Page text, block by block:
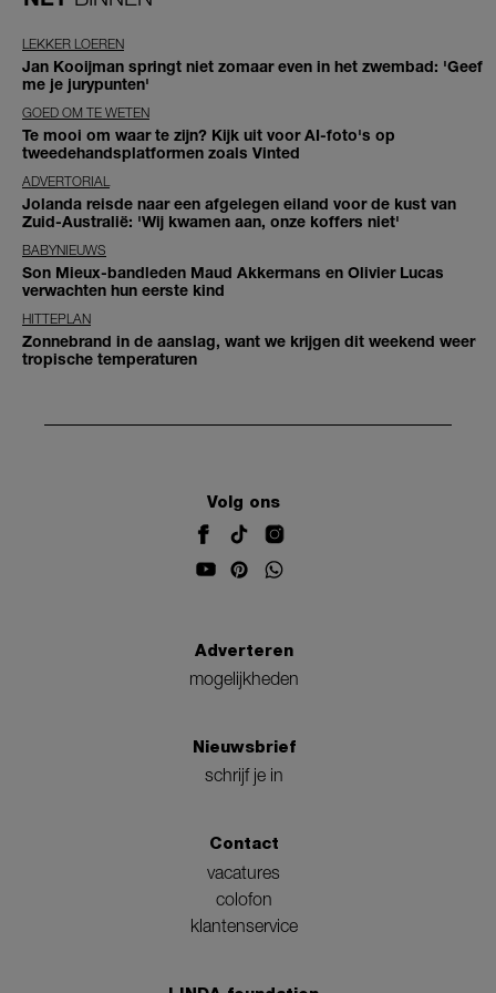
LEKKER LOEREN
Jan Kooijman springt niet zomaar even in het zwembad: 'Geef
me je jurypunten'
GOED OM TE WETEN
Te mooi om waar te zijn? Kijk uit voor AI-foto's op
tweedehandsplatformen zoals Vinted
ADVERTORIAL
Jolanda reisde naar een afgelegen eiland voor de kust van
Zuid-Australië: 'Wij kwamen aan, onze koffers niet'
BABYNIEUWS
Son Mieux-bandleden Maud Akkermans en Olivier Lucas
verwachten hun eerste kind
HITTEPLAN
Zonnebrand in de aanslag, want we krijgen dit weekend weer
tropische temperaturen
Volg ons
Adverteren
mogelijkheden
Nieuwsbrief
schrijf je in
Contact
vacatures
colofon
klantenservice